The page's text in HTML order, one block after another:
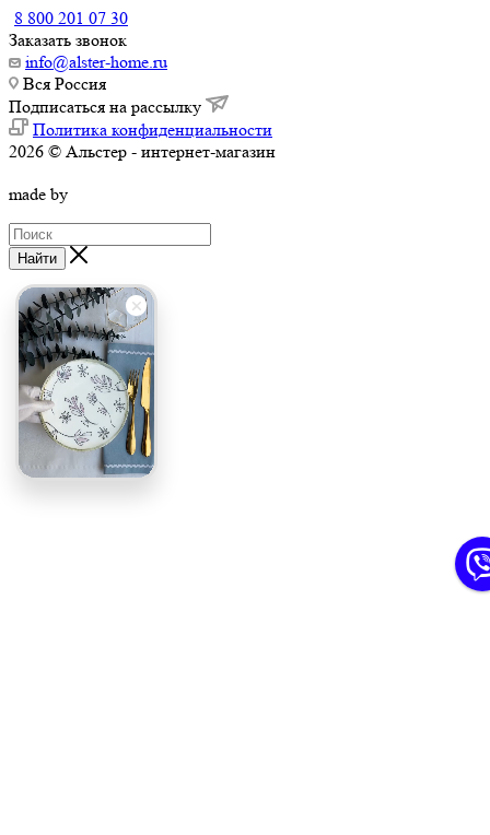
8 800 201 07 30
Заказать звонок
info@alster-home.ru
Вся Россия
Подписаться на рассылку
Политика конфиденциальности
2026 © Альстер - интернет-магазин
made by
Найти